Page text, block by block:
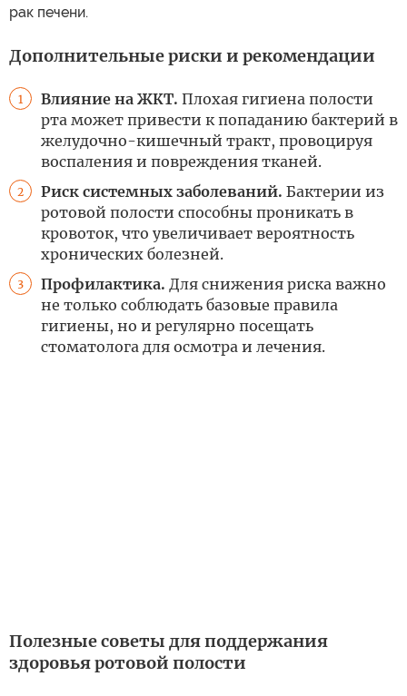
рак печени.
Дополнительные риски и рекомендации
1 Влияние на ЖКТ. Плохая гигиена полости
рта может привести к попаданию бактерий в
желудочно-кишечный тракт, провоцируя
воспаления и повреждения тканей.
2 Риск системных заболеваний. Бактерии из
ротовой полости способны проникать в
кровоток, что увеличивает вероятность
хронических болезней.
3 Профилактика. Для снижения риска важно
не только соблюдать базовые правила
гигиены, но и регулярно посещать
стоматолога для осмотра и лечения.
Полезные советы для поддержания
здоровья ротовой полости